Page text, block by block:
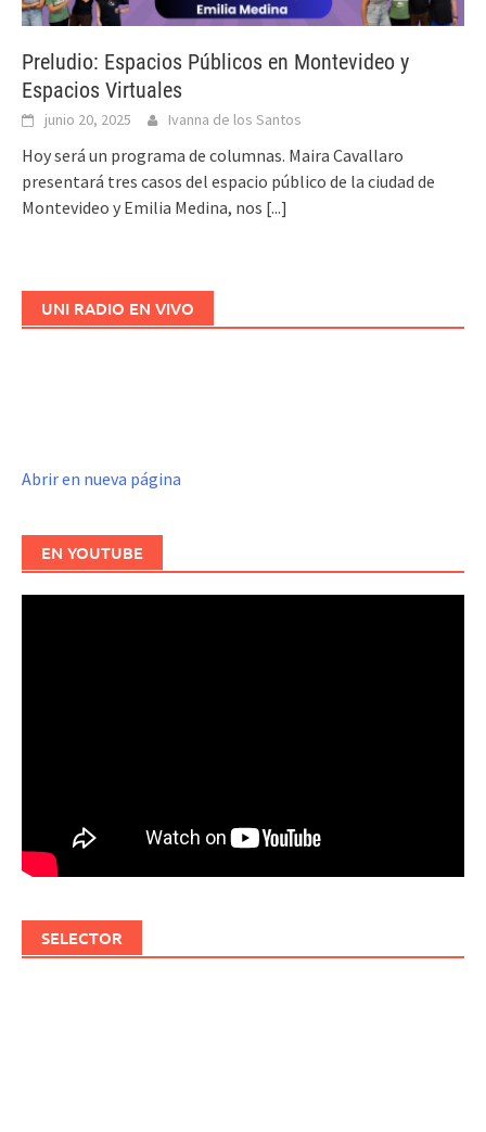
Preludio: Espacios Públicos en Montevideo y
Espacios Virtuales
junio 20, 2025 Ivanna de los Santos
Hoy será un programa de columnas. Maira Cavallaro
presentará tres casos del espacio público de la ciudad de
Montevideo y Emilia Medina, nos [...]
UNI RADIO EN VIVO
Abrir en nueva página
EN YOUTUBE
SELECTOR